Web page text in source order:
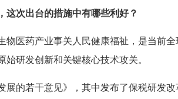
这次出台的措施中有哪些利好？
物医药产业事关人民健康福祉，是当前全
研发创新和关键核心技术攻关。
展的若干意见》，其中发布了保税研发改